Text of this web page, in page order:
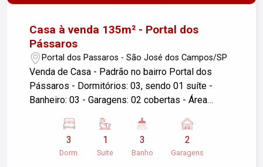
Casa à venda 135m² - Portal dos
Pássaros
Portal dos Passaros - São José dos Campos/SP
Venda de Casa - Padrão no bairro Portal dos
Pássaros - Dormitórios: 03, sendo 01 suíte -
Banheiro: 03 - Garagens: 02 cobertas - Área
Localização: São José dos Campos/SP
Descrição do imóvel: Sala ampla com cozinha
integrada. Fino acabamento. 03 dormitórios, suíte
3
Dorm.
1
Suite
3
Banho
2
Garagens